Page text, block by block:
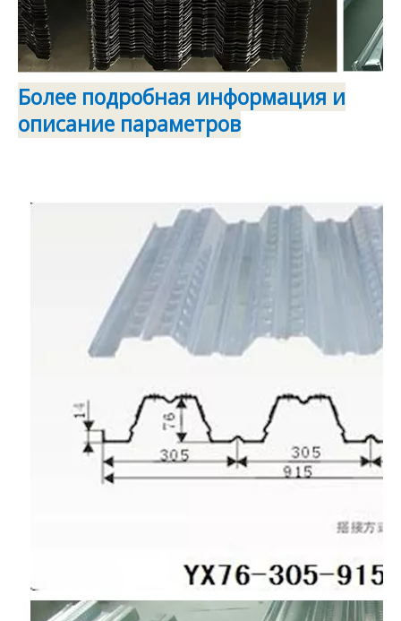
Более подробная информация и
описание параметров